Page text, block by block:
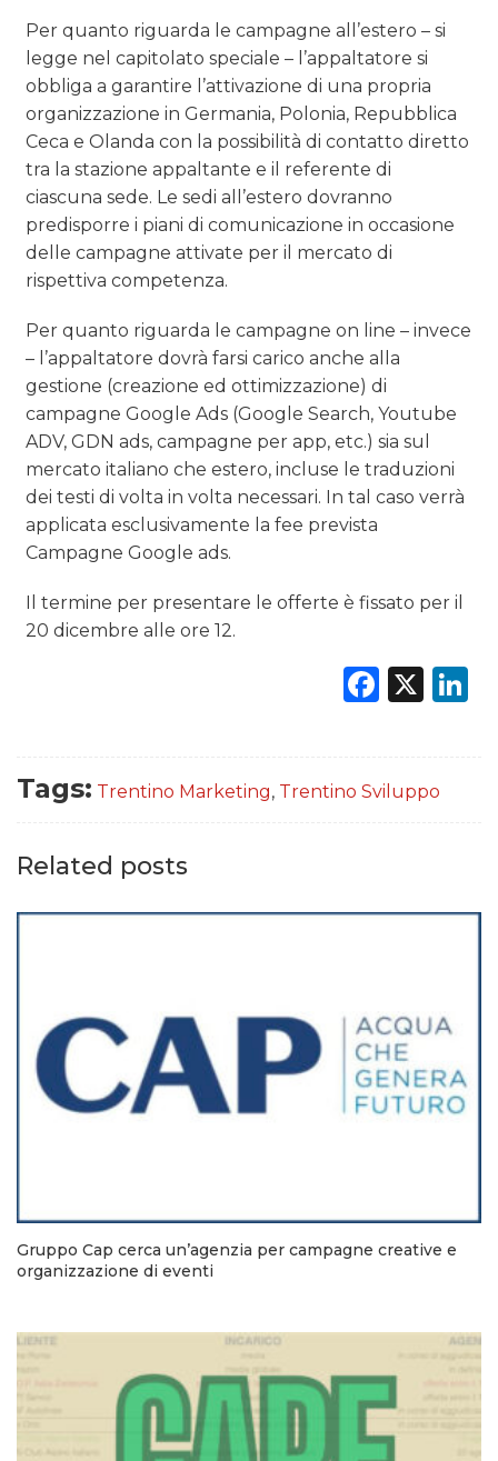
Per quanto riguarda le campagne all’estero – si
legge nel capitolato speciale – l’appaltatore si
obbliga a garantire l’attivazione di una propria
organizzazione in Germania, Polonia, Repubblica
Ceca e Olanda con la possibilità di contatto diretto
tra la stazione appaltante e il referente di
ciascuna sede. Le sedi all’estero dovranno
predisporre i piani di comunicazione in occasione
delle campagne attivate per il mercato di
rispettiva competenza.
Per quanto riguarda le campagne on line – invece
– l’appaltatore dovrà farsi carico anche alla
gestione (creazione ed ottimizzazione) di
campagne Google Ads (Google Search, Youtube
ADV, GDN ads, campagne per app, etc.) sia sul
mercato italiano che estero, incluse le traduzioni
dei testi di volta in volta necessari. In tal caso verrà
applicata esclusivamente la fee prevista
Campagne Google ads.
Il termine per presentare le offerte è fissato per il
20 dicembre alle ore 12.
X
Tags: Trentino Marketing, Trentino Sviluppo
Related posts
Gruppo Cap cerca un’agenzia per campagne creative e
organizzazione di eventi